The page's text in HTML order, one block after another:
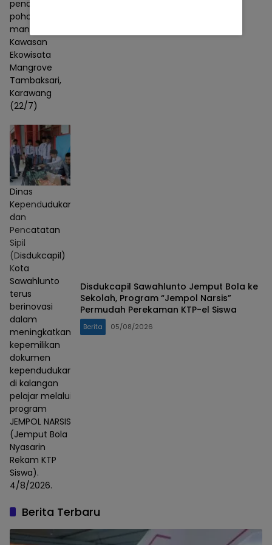
penanaman
pohon
mangrove di
Kawasan
Ekowisata
Mangrove
Tambaksari,
Karawang
(22/7)
Dinas
Kependudukan
dan
Pencatatan
Sipil
(Disdukcapil)
Kota
Sawahlunto
terus
berinovasi
dalam
meningkatkan
kepemilikan
dokumen
kependudukan
di kalangan
pelajar melalui
program
JEMPOL NARSIS
(Jemput Bola
Nyasarin
Rekam KTP
Siswa).
4/8/2026.
Disdukcapil Sawahlunto Jemput Bola ke
Sekolah, Program “Jempol Narsis”
Permudah Perekaman KTP-el Siswa
Berita 05/08/2026
Berita Terbaru